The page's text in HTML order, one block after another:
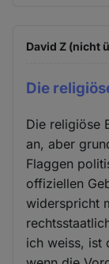
David Z (nicht
Die
Die religiöse
an, aber
Flaggen
offiziellen
widerspricht
ich weiss, ist